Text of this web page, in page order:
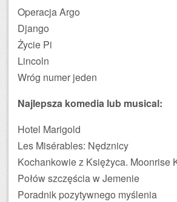
Operacja Argo
Django
Życie Pi
Lincoln
Wróg numer jeden
Najlepsza komedia lub musical:
Hotel Marigold
Les Misérables: Nędznicy
Kochankowie z Księżyca. Moonrise
Połów szczęścia w Jemenie
Poradnik pozytywnego myślenia